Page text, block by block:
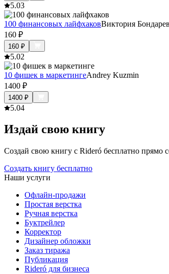
5.03
100 финансовых лайфхаковВиктория
160 ₽
160 ₽
5.02
10 фишек в маркетингеAndrey Kuzmin
1400 ₽
1400 ₽
5.04
Издай свою книгу
Создай свою книгу с Rideró бесплатно прямо
Создать книгу бесплатно
Наши услуги
Офлайн-продажи
Простая верстка
Ручная верстка
Буктрейлер
Корректор
Дизайнер обложки
Заказ тиража
Публикация
Rideró для бизнеса